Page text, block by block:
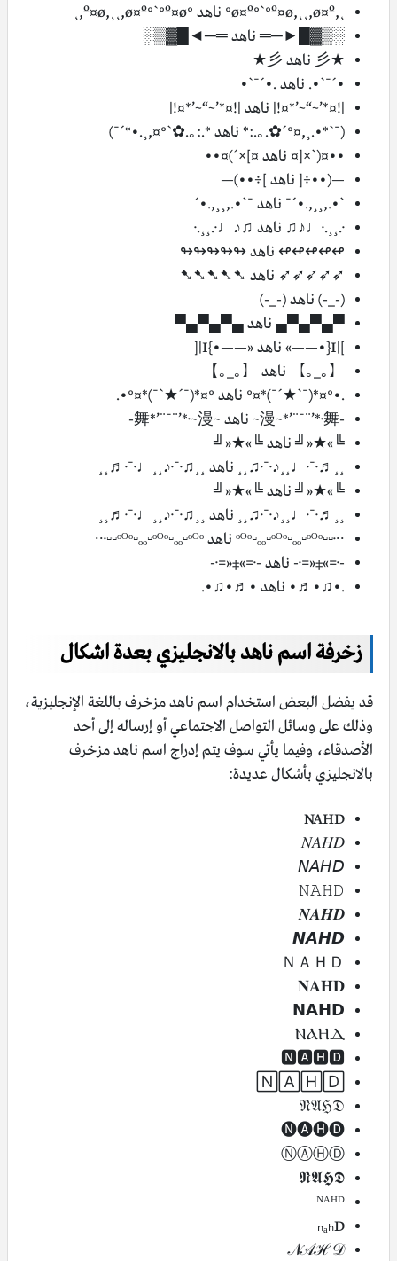
¸,ø¤º°`°º¤ø,¸¸,ø¤º° ناهد °º¤ø,¸¸,ø¤º°`°º¤ø,¸
░▒▓█►─═ ناهد ═─◄█▓▒░
★彡 ناهد 彡★
•´¯`•. ناهد .•´¯`•
|!¤*’~“~’*¤!| ناهد |!¤*’~“~’*¤!|
(¯`*•.¸,¤°´✿.｡.:* ناهد *.:｡.✿`°¤,¸.•*´¯)
••¤(`×[¤ ناهد ¤]×´)¤••
—(••÷[ ناهد ]÷••)—
`•.,¸¸,.•´¯ ناهد ¯`•.,¸¸,.•´
·.¸¸.·♩♪♫ ناهد ♫♪♩·.¸¸.·
↫↫↫↫↫ ناهد ↬↬↬↬↬
➶➶➶➶➶ ناهد ➷➷➷➷➷
(-_-) ناهد (-_-)
▀▄▀▄▀▄ ناهد ▄▀▄▀▄▀
]|I{•——» ناهد «——•}I|[
【｡_｡】 ناهد 【｡_｡】
.•°¤*(¯`★´¯)*¤° ناهد °¤*(¯´★`¯)*¤°•.
-漫~*’¨¯¨’*·舞~ ناهد ~舞*’¨¯¨’*·~漫-
╚»★«╝ ناهد ╚»★«╝
¸¸♬·¯·♩¸¸♪·¯·♫¸¸ ناهد ¸¸♫·¯·♪¸¸♩·¯·♬¸¸
╚»★«╝ ناهد ╚»★«╝
¸¸♬·¯·♩¸¸♪·¯·♫¸¸ ناهد ¸¸♫·¯·♪¸¸♩·¯·♬¸¸
∙∙·▫▫ᵒᴼᵒ▫ₒₒ▫ᵒᴼᵒ▫ₒₒ▫ᵒᴼᵒ ناهد ᵒᴼᵒ▫ₒₒ▫ᵒᴼᵒ▫ₒₒ▫ᵒᴼᵒ▫▫·∙∙
-·=»‡«=·- ناهد -·=»‡«=·-
.•♫•♬• ناهد •♬•♫•.
زخرفة اسم ناهد بالانجليزي بعدة اشكال
قد يفضل البعض استخدام اسم ناهد مزخرف باللغة الإنجليزية،
وذلك على وسائل التواصل الاجتماعي أو إرساله إلى أحد
الأصدقاء، وفيما يأتي سوف يتم إدراج اسم ناهد مزخرف
بالانجليزي بأشكال عديدة:
NAHD
𝑁𝐴𝐻𝐷
𝘕𝘈𝘏𝘋
𝙽𝙰𝙷𝙳
𝑵𝑨𝑯𝑫
𝙉𝘼𝙃𝘿
ＮＡＨＤ
𝐍𝐀𝐇𝐃
𝗡𝗔𝗛𝗗
ⲚⲀⲎⲆ
🅽🅰🅷🅳
🄽🄰🄷🄳
𝔑𝔄ℌ𝔇
🅝🅐🅗🅓
ⓃⒶⒽⒹ
𝕹𝕬𝕳𝕯
ᴺᴬᴴᴰ
ₙₐₕD
𝒩𝒜ℋ𝒟